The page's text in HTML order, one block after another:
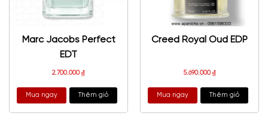
Marc Jacobs Perfect
EDT
2.700.000₫
Mua ngay Thêm giỏ
Creed Royal Oud EDP
5.690.000₫
Mua ngay Thêm giỏ